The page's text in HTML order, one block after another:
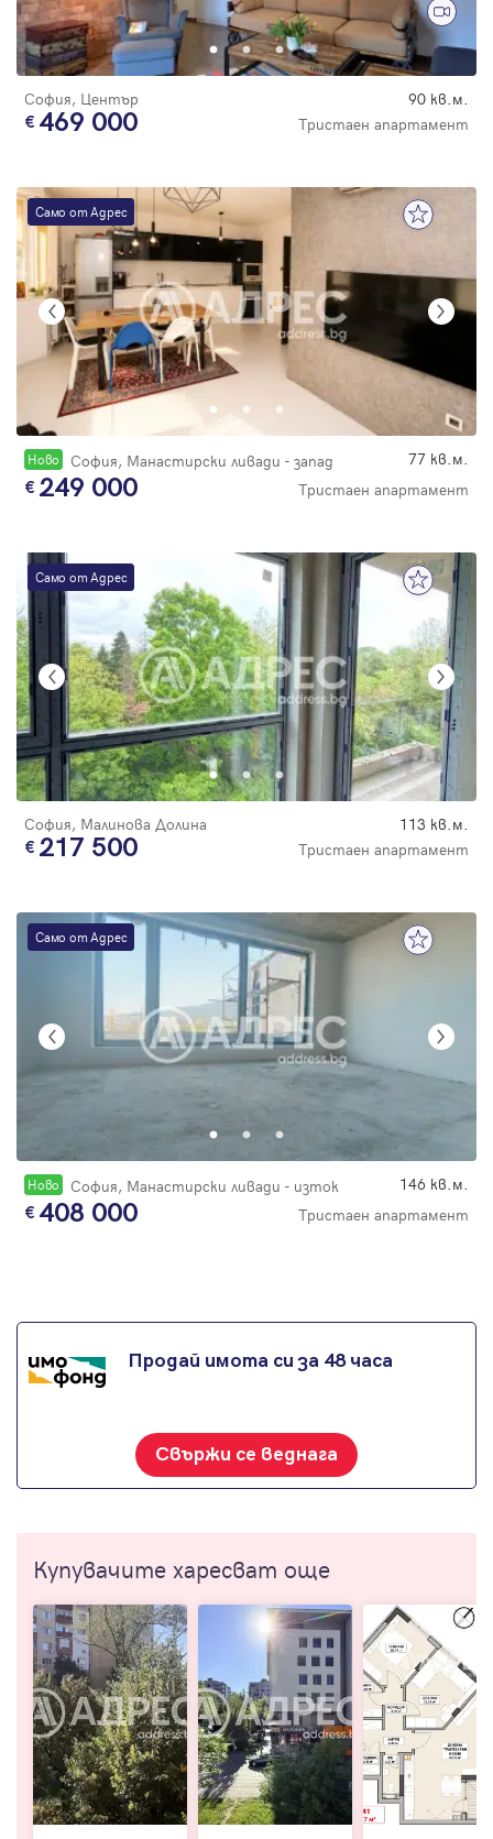
София, Център 90 кв.м.
469 000 Тристаен апартамент
Само от Адрес
Новo София, Манастирски ливади - запад 77 кв.м.
249 000 Тристаен апартамент
Само от Адрес
София, Малинова Долина 113 кв.м.
217 500 Тристаен апартамент
Само от Адрес
Новo София, Манастирски ливади - изток 146 кв.м.
408 000 Тристаен апартамент
Продай имота си за 48 часа
Свържи се веднага
Купувачите харесват още
Парола
Забравена парола
Регистрация